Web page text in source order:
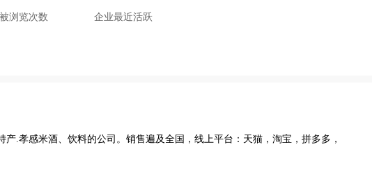
被浏览次数 企业最近活跃
.孝感米酒、饮料的公司。销售遍及全国，线上平台：天猫，淘宝，拼多多，